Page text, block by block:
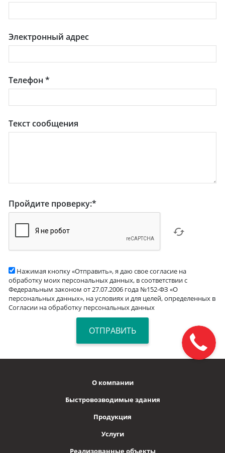
Электронный адрес
Телефон*
Текст сообщения
Пройдите проверку:*
Нажимая кнопку «Отправить», я даю свое согласие на
обработку моих персональных данных, в соответствии с
Федеральным законом от 27.07.2006 года №152-ФЗ «О
персональных данных», на условиях и для целей, определенных в
Согласии на обработку персональных данных
О компании
Быстровозводимые здания
Продукция
Услуги